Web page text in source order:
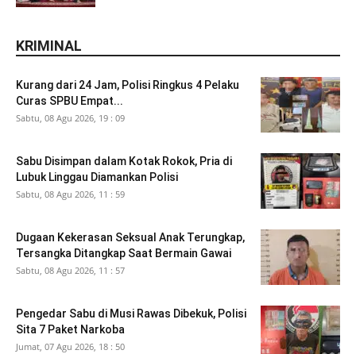
KRIMINAL
Kurang dari 24 Jam, Polisi Ringkus 4 Pelaku
Curas SPBU Empat...
Sabtu, 08 Agu 2026, 19 : 09
Sabu Disimpan dalam Kotak Rokok, Pria di
Lubuk Linggau Diamankan Polisi
Sabtu, 08 Agu 2026, 11 : 59
Dugaan Kekerasan Seksual Anak Terungkap,
Tersangka Ditangkap Saat Bermain Gawai
Sabtu, 08 Agu 2026, 11 : 57
Pengedar Sabu di Musi Rawas Dibekuk, Polisi
Sita 7 Paket Narkoba
Jumat, 07 Agu 2026, 18 : 50